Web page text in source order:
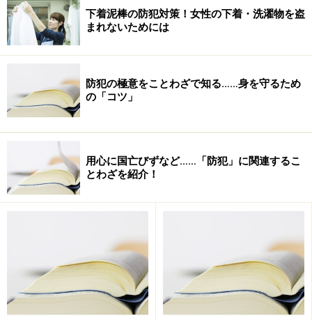
下着泥棒の防犯対策！女性の下着・洗濯物を盗
まれないためには
防犯の極意をことわざで知る……身を守るため
の「コツ」
用心に国亡びずなど……「防犯」に関連するこ
とわざを紹介！